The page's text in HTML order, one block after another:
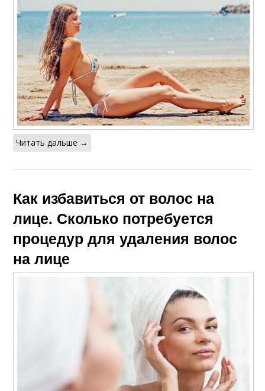
Читать дальше →
Как избавиться от волос на
лице. Сколько потребуется
процедур для удаления волос
на лице